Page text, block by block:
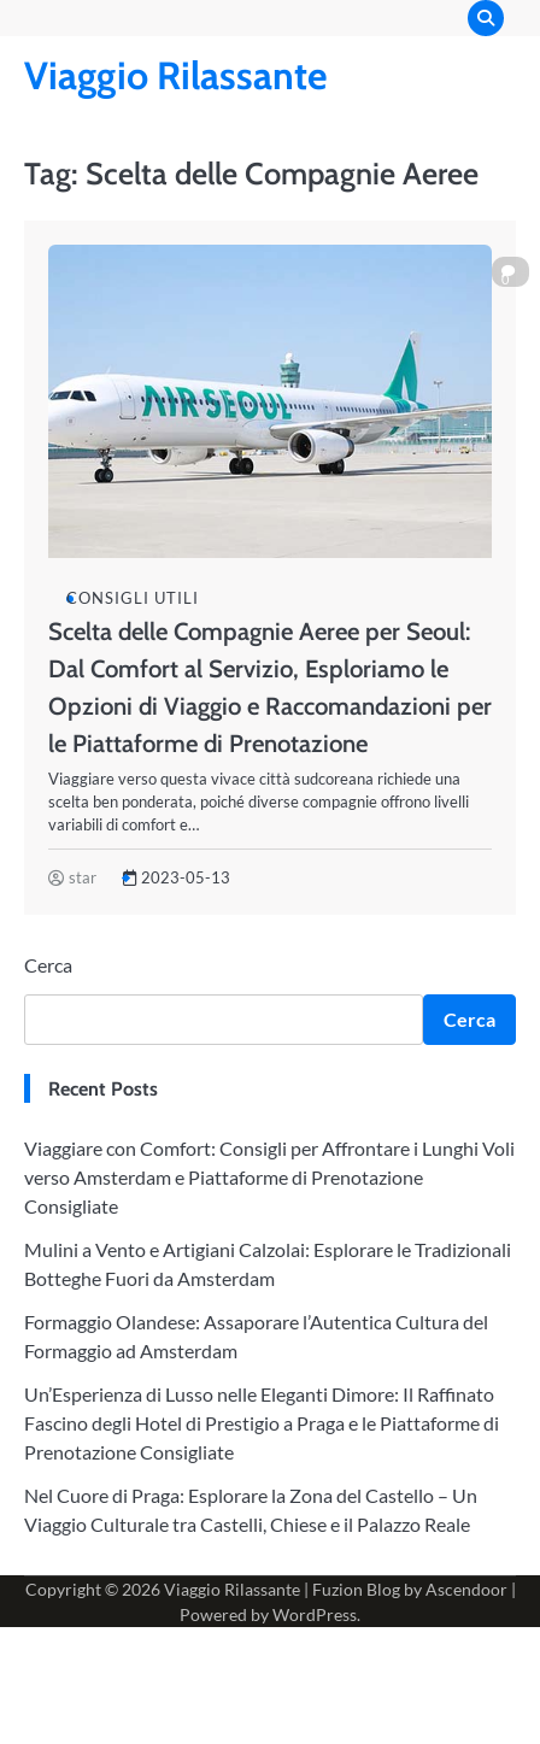
content
Viaggio Rilassante
Tag: Scelta delle Compagnie Aeree
0
CONSIGLI UTILI
Scelta delle Compagnie Aeree per Seoul:
Dal Comfort al Servizio, Esploriamo le
Opzioni di Viaggio e Raccomandazioni per
le Piattaforme di Prenotazione
Viaggiare verso questa vivace città sudcoreana richiede una
scelta ben ponderata, poiché diverse compagnie offrono livelli
variabili di comfort e…
star 2023-05-13
Cerca
Cerca
Recent Posts
Viaggiare con Comfort: Consigli per Affrontare i Lunghi Voli
verso Amsterdam e Piattaforme di Prenotazione
Consigliate
Mulini a Vento e Artigiani Calzolai: Esplorare le Tradizionali
Botteghe Fuori da Amsterdam
Formaggio Olandese: Assaporare l’Autentica Cultura del
Formaggio ad Amsterdam
Un’Esperienza di Lusso nelle Eleganti Dimore: Il Raffinato
Fascino degli Hotel di Prestigio a Praga e le Piattaforme di
Prenotazione Consigliate
Nel Cuore di Praga: Esplorare la Zona del Castello – Un
Viaggio Culturale tra Castelli, Chiese e il Palazzo Reale
Copyright © 2026Viaggio Rilassante| Fuzion Blog byAscendoor|
Powered byWordPress.